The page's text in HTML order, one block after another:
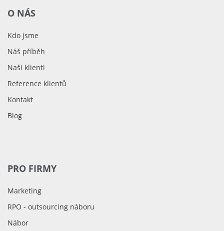
O NÁS
Kdo jsme
Náš příběh
Naši klienti
Reference klientů
Kontakt
Blog
PRO FIRMY
Marketing
RPO - outsourcing náboru
Nábor